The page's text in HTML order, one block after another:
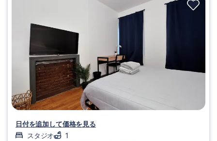
日付を追加して価格を見る
スタジオ
1